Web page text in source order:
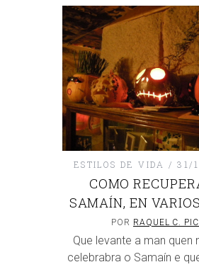
ESTILOS DE VIDA 31/
COMO
SAMAÍN, EN
POR RAQUEL C.
Que levante a man quen
celebrabra o Samaín e